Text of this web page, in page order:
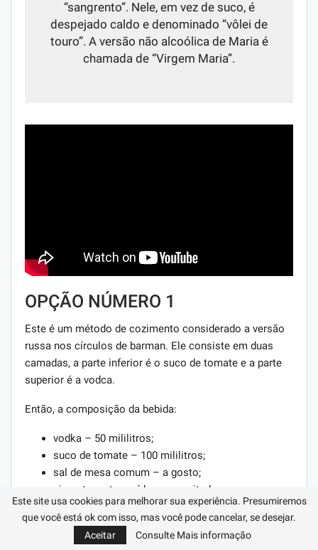
“sangrento”. Nele, em vez de suco, é
despejado caldo e denominado “vôlei de
touro”. A versão não alcoólica de Maria é
chamada de “Virgem Maria”.
OPÇÃO NÚMERO 1
Este é um método de cozimento considerado a versão
russa nos círculos de barman. Ele consiste em duas
camadas, a parte inferior é o suco de tomate e a parte
superior é a vodca.
Então, a composição da bebida:
vodka – 50 mililitros;
suco de tomate – 100 mililitros;
sal de mesa comum – a gosto;
pimenta preta moída – uma pitada.
Como fazer um Bloody Mary em casa usando esse
Este site usa cookies para melhorar sua experiência. Presumiremos
que você está ok com isso, mas você pode cancelar, se desejar.
Aceitar
Consulte Mais informação